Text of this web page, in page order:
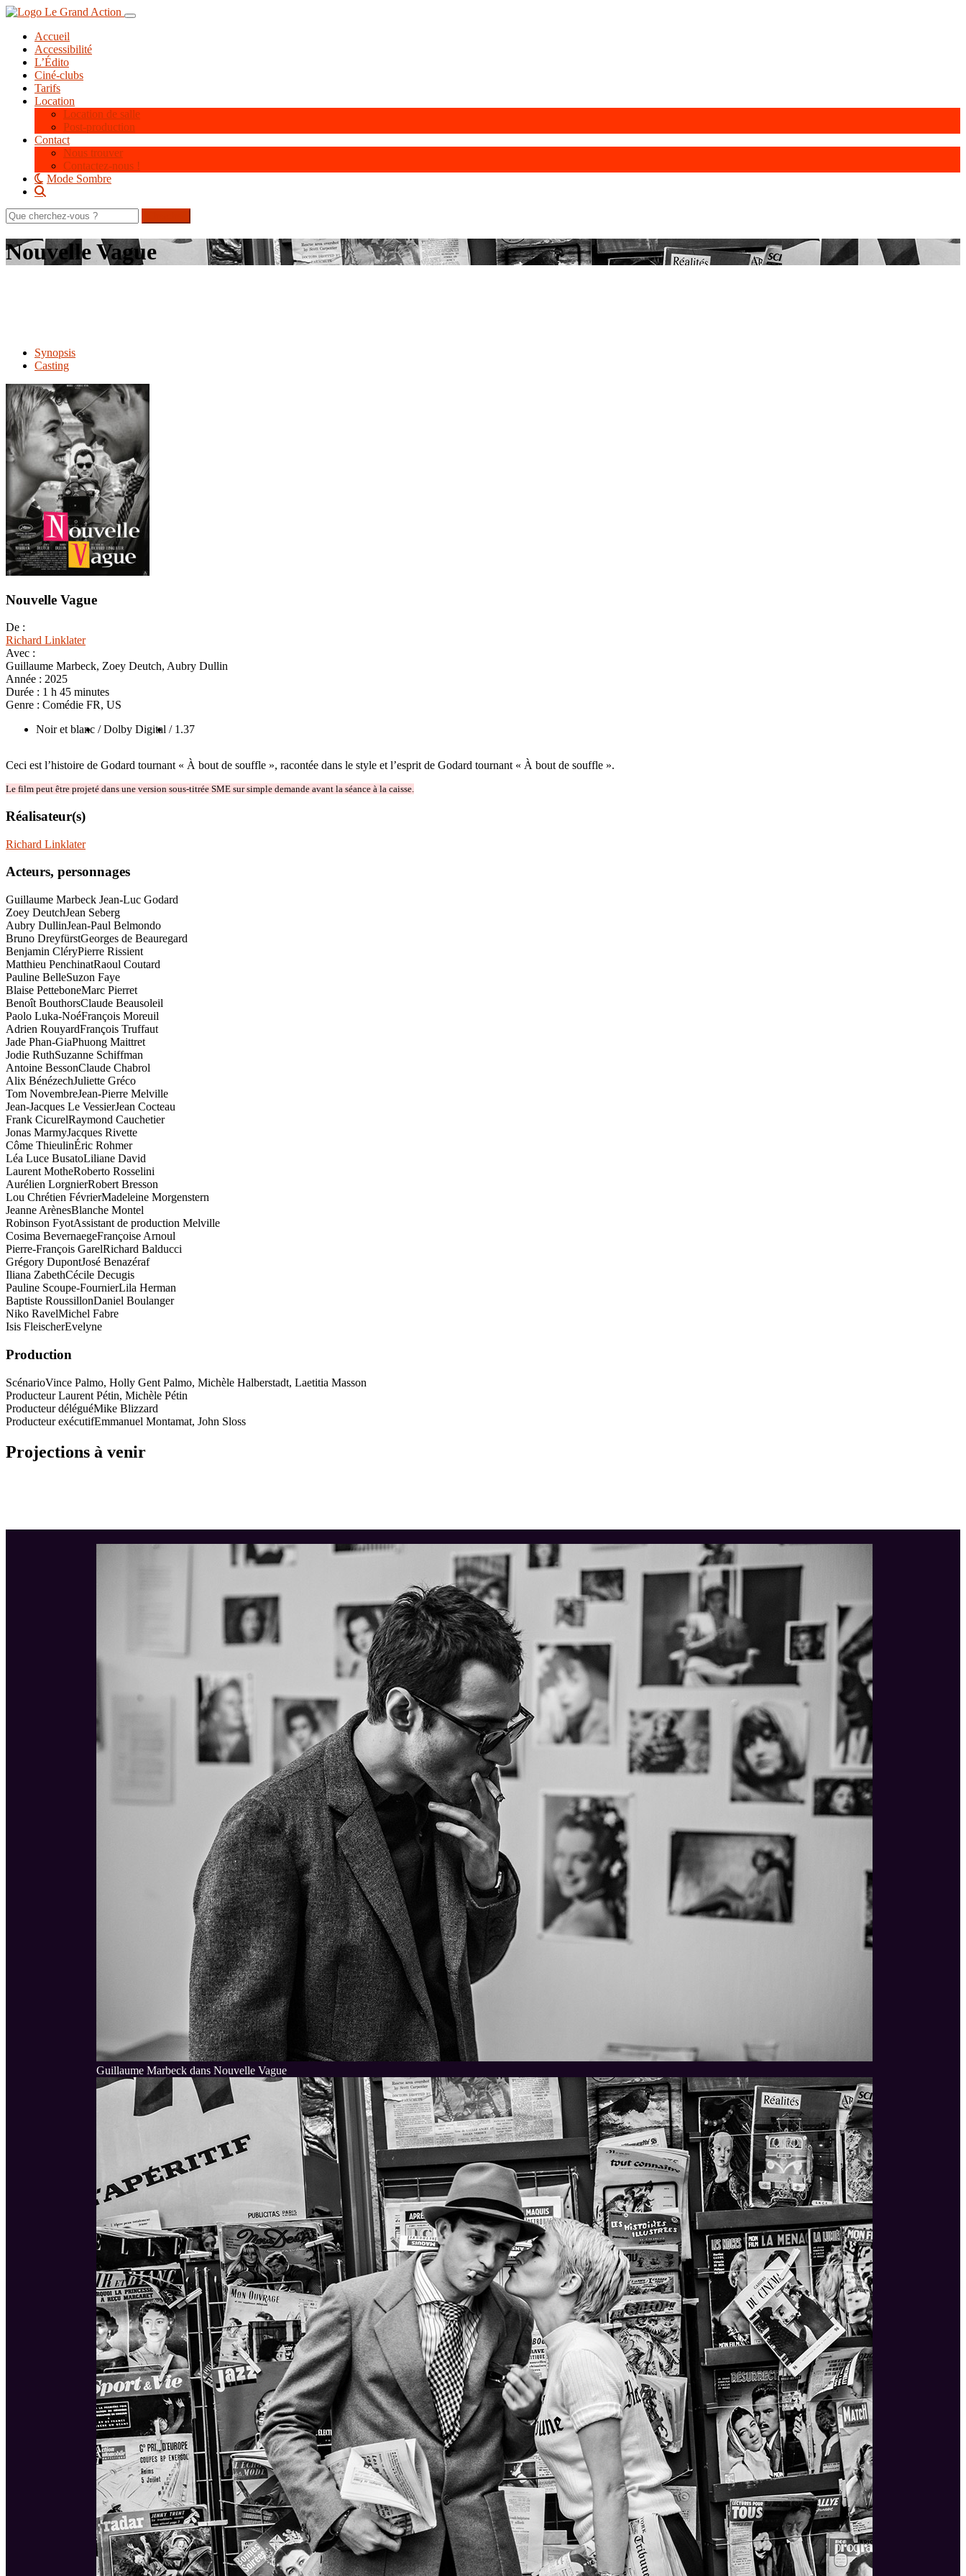
Aller
contenu
principal
Toggle navigation
Accueil
Accessibilité
L’Édito
Ciné-clubs
Tarifs
Location
Location de salle
Post-production
Contact
Nous trouver
Contactez-nous !
Mode Sombre
Rechercher
sur
le
site
Nouvelle Vague
Synopsis
Casting
Nouvelle Vague
De :
Richard Linklater
Avec :
Guillaume Marbeck, Zoey Deutch, Aubry Dullin
Année : 2025
Durée : 1 h 45 minutes
Genre : Comédie FR, US
Noir et blanc / Dolby Digital / 1.37
Ceci est l’histoire de Godard tournant « À bout de souffle », racontée dans le style et l’esprit de Godard tournant « À bout de souffle ».
Le film peut être projeté dans une version sous-titrée SME sur simple demande avant la séance à la caisse.
Réalisateur(s)
Richard Linklater
Acteurs, personnages
Guillaume Marbeck Jean-Luc Godard
Zoey DeutchJean Seberg
Aubry DullinJean-Paul Belmondo
Bruno DreyfürstGeorges de Beauregard
Benjamin CléryPierre Rissient
Matthieu PenchinatRaoul Coutard
Pauline BelleSuzon Faye
Blaise PetteboneMarc Pierret
Benoît BouthorsClaude Beausoleil
Paolo Luka-NoéFrançois Moreuil
Adrien RouyardFrançois Truffaut
Jade Phan-GiaPhuong Maittret
Jodie RuthSuzanne Schiffman
Antoine BessonClaude Chabrol
Alix BénézechJuliette Gréco
Tom NovembreJean-Pierre Melville
Jean-Jacques Le VessierJean Cocteau
Frank CicurelRaymond Cauchetier
Jonas MarmyJacques Rivette
Côme ThieulinÉric Rohmer
Léa Luce BusatoLiliane David
Laurent MotheRoberto Rosselini
Aurélien LorgnierRobert Bresson
Lou Chrétien FévrierMadeleine Morgenstern
Jeanne ArènesBlanche Montel
Robinson FyotAssistant de production Melville
Cosima BevernaegeFrançoise Arnoul
Pierre-François GarelRichard Balducci
Grégory DupontJosé Benazéraf
Iliana ZabethCécile Decugis
Pauline Scoupe-FournierLila Herman
Baptiste RoussillonDaniel Boulanger
Niko RavelMichel Fabre
Isis FleischerEvelyne
Production
ScénarioVince Palmo, Holly Gent Palmo, Michèle Halberstadt, Laetitia Masson
ProducteurLaurent Pétin, Michèle Pétin
Producteur déléguéMike Blizzard
Producteur exécutifEmmanuel Montamat, John Sloss
Projections à venir
Guillaume Marbeck dans Nouvelle Vague